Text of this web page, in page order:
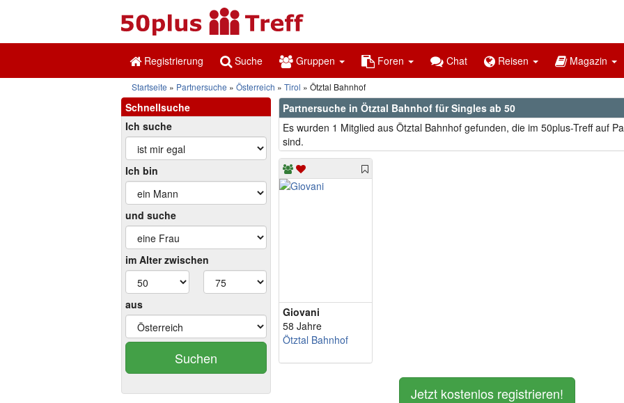
Registrierung Suche Gruppen Foren Chat Reisen Magazin
Startseite Partnersuche Österreich Tirol Ötztal Bahnhof
Schnellsuche
Ich suche
Ich bin
und suche
im Alter zwischen
aus
Suchen
Partnersuche in Ötztal Bahnhof für Singles ab 50
Es wurden 1 Mitglied aus Ötztal Bahnhof gefunden, die im 50plus-Treff auf
sind.
Giovani
58 Jahre
Ötztal Bahnhof
Jetzt kostenlos registrieren!